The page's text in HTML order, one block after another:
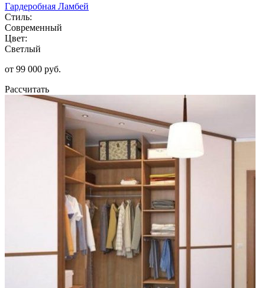
Гардеробная Ламбей
Стиль:
Современный
Цвет:
Светлый
от 99 000 руб.
Рассчитать